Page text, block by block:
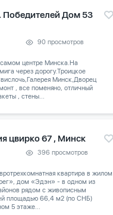
Победителей Дом 53
90 просмотров
центре Минска.На
через дорогу.Троицкое
Минск,Дворец
, все поменяно, отличный
, стены...
цвирко 67 , Минск
396 просмотров
квартира в жилом
дом «Эдэн» - в одном из
рядом с живописным
площадью 66,4 м2 (по СНБ)
5 этаже...